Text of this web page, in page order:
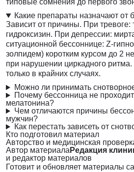
типовые сомнения до первого
Какие препараты назначают от
Зависит от причины. При тревоге:
гидроксизин. При депрессии:
ситуационной бессоннице: Z-
золпидем) коротким курсом до 2
при нарушении циркадного
только в крайних случаях.
Можно ли принимать
Почему бессонница не
мелатонина?
Чем отличаются причины
мужчин?
Как перестать зависеть от
Кто подготовил материал
Авторство и медицинская
Автор материала Редакция
и редактор материалов
Готовит и обновляет материалы